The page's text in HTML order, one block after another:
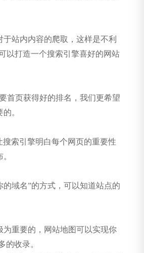
站内内容的爬取，这样是不利
以打造一个搜索引擎喜好的网站
首页获得好的排名，我们更希望
。
索引擎明白每个网页的重要性
域名”的方式，可以知道站点的
重要的，网站地图可以实现你
的收录。